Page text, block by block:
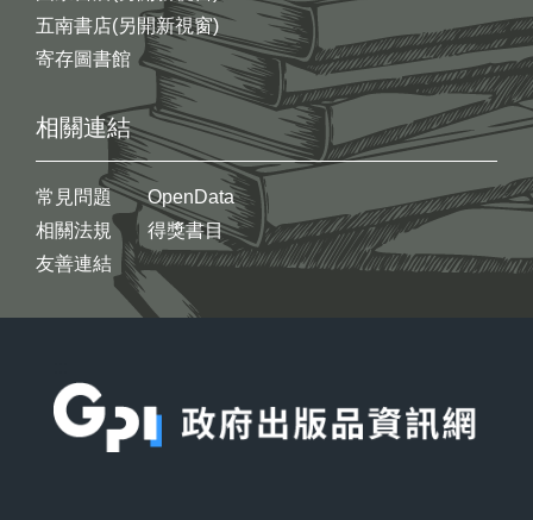
五南書店(另開新視窗)
寄存圖書館
相關連結
常見問題
相關法規
友善連結
OpenData
得獎書目